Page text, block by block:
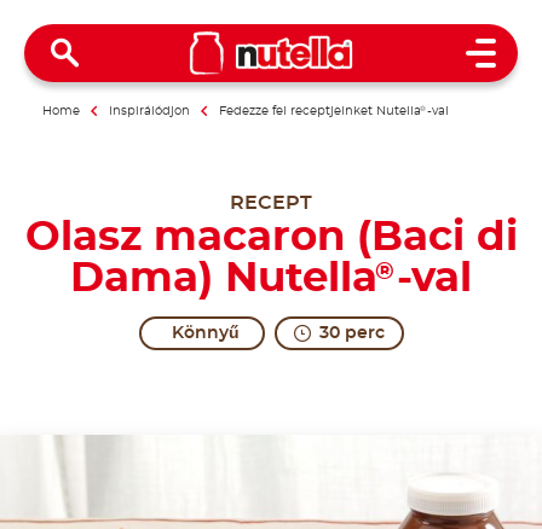
Open
Home Inspirálódjon Fedezze fel receptjeinket Nutella®-val
RECEPT
Olasz macaron (Baci di
Dama) Nutella® -val
Könnyű 30 perc